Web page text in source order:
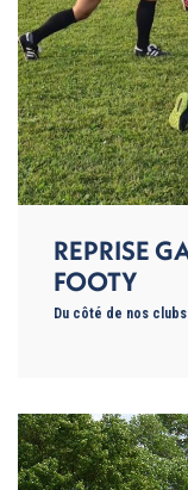
REPRISE
FOOTY
Du côté de nos clubs